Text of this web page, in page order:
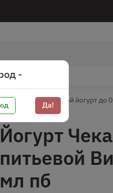
йогурт Питьевой йогурт до
Йогурт
питьевой
мл пб
-
Да!